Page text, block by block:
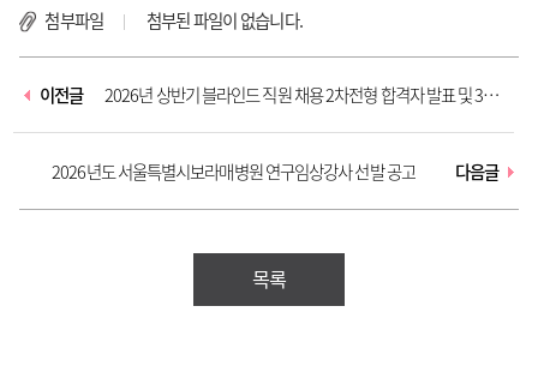
첨부파일 첨부된 파일이 없습니다.
이전글
2026년 상반기 블라인드 직원 채용 2차전형 합격자 발표 및 3차
전형...
2026년도 서울특별시보라매병원 연구임상강사 선발 공고
다음글
목록